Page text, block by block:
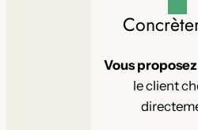
Vous
le client